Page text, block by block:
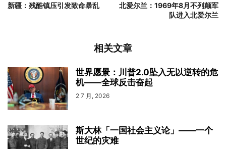
新疆：残酷镇压引发致命暴乱
北爱尔兰：1969年8月不列颠军
队进入北爱尔兰
相关文章
世界愿景：川普2.0坠入无以逆转的危
机——全球反击奋起
2 7 月, 2026
斯大林「一国社会主义论」——一个
世纪的灾难